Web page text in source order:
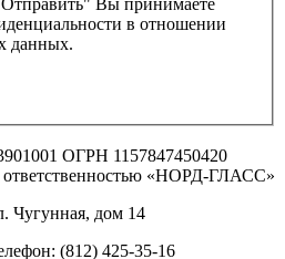
Вы принимаете
в отношении
данных.
ОГРН 1157847450420
ответственностью «НОРД-ГЛАСС»
Чугунная, дом 14
(812) 425-35-16